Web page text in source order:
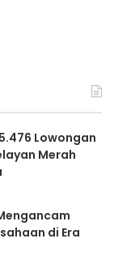
Lowongan
Merah
di Era